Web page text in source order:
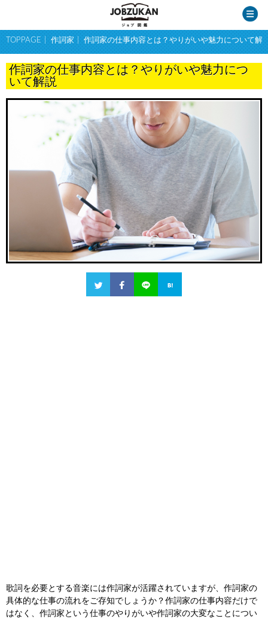
TOPPAGE 作詞家 作詞家の仕事内容とは？やりがいや魅力について解
作詞家の仕事内容とは？やりがいや魅力につ
いて解説
歌詞を必要とする音楽には作詞家が活躍されていますが、作詞家の
具体的な仕事の流れをご存知でしょうか？作詞家の仕事内容だけで
はなく、作詞家という仕事のやりがいや作詞家の大変なことについ